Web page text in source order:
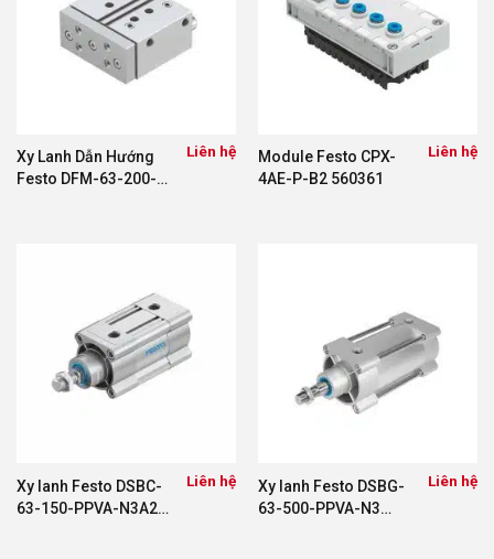
Xy Lanh Dẫn Hướng
Festo DFM-63-200-
Liên hệ
Module Festo CPX-
4AE-P-B2 560361
Liên hệ
Xy lanh Festo DSBC-
63-150-PPVA-N3A2
Liên hệ
Xy lanh Festo DSBG-
63-500-PPVA-N3
Liên hệ